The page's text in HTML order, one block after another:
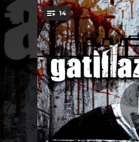
You're all set!
14
03:35
00:34
02:52
02:05
02:46